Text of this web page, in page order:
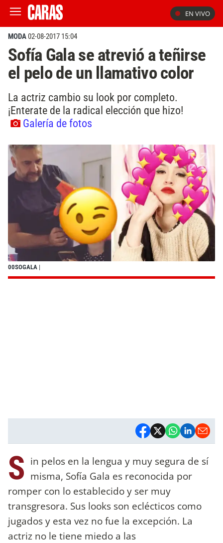
EN VIVO
MODA02-08-2017 15:04
Sofía Gala se atrevió a teñirse
el pelo de un llamativo color
La actriz cambio su look por completo.
¡Enterate de la radical elección que hizo!
Galería de fotos
00SOGALA |
S in pelos en la lengua y muy segura de sí
misma, Sofía Gala es reconocida por
romper con lo establecido y ser muy
transgresora. Sus looks son eclécticos como
jugados y esta vez no fue la excepción. La
actriz no le tiene miedo a las